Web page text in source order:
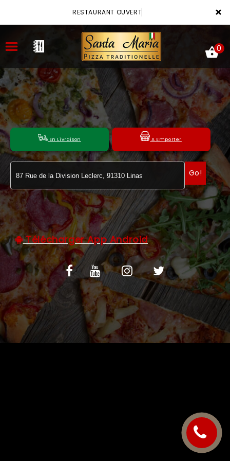
×
RESTAURANT OUVERT
ACCUEIL
LA CARTE
VOTRE COMPTE
NOTRE RESTAURANT
VOS AVIS
MENTIONS LÉGALES
C.G.V
0
En Livraison A Emporter
Go!
Télécharger App Android